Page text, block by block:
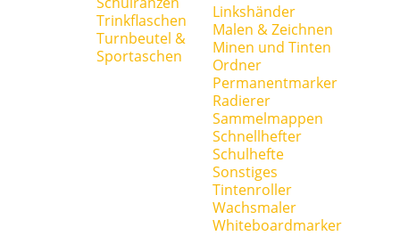
Trinkflaschen
Turnbeutel &
Sportaschen
Linkshänder
Malen & Zeichnen
Minen und Tinten
Ordner
Permanentmarker
Radierer
Sammelmappen
Schnellhefter
Schulhefte
Sonstiges
Tintenroller
Wachsmaler
Whiteboardmarker